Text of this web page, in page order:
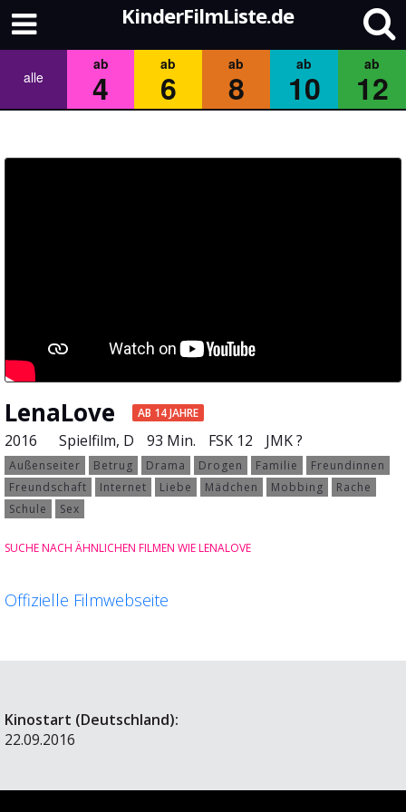
KinderFilmListe.de
alle
ab
4
ab
6
ab
8
ab
10
ab
12
LenaLove AB 14 JAHRE
2016 Spielfilm, D 93 Min. FSK 12 JMK ?
Außenseiter Betrug Drama Drogen Familie
Freundinnen
Freundschaft
Internet Liebe Mädchen Mobbing
Rache
Schule
Sex
SUCHE NACH ÄHNLICHEN FILMEN WIE LENALOVE
Offizielle Filmwebseite
Kinostart (Deutschland):
22.09.2016